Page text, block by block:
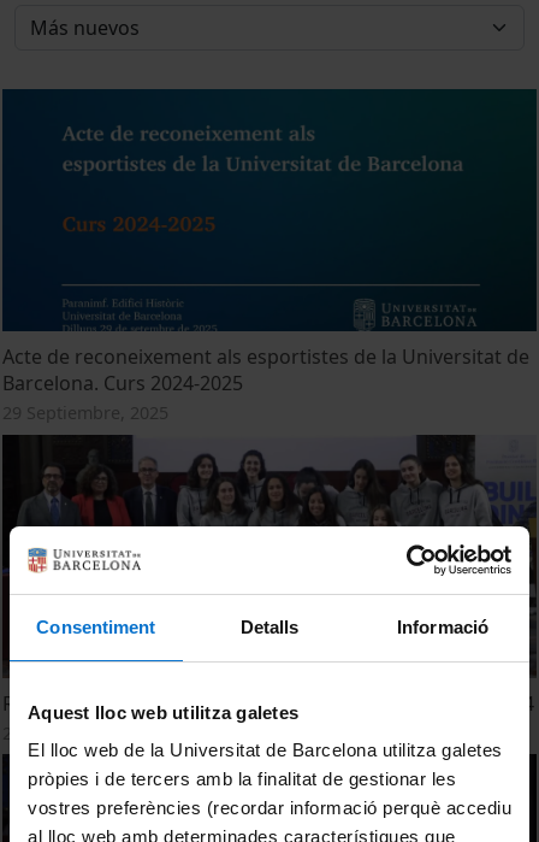
Consentiment Detalls Informació
Aquest lloc web utilitza galetes
El lloc web de la Universitat de Barcelona utilitza galetes
pròpies i de tercers amb la finalitat de gestionar les
vostres preferències (recordar informació perquè accediu
al lloc web amb determinades característiques que
Acte de reconeixement als esportistes de la Universitat de
Barcelona. Curs 2024-2025
29 Septiembre, 2025
Reconeixement dels esportistes de la UB el curs 2023-2024